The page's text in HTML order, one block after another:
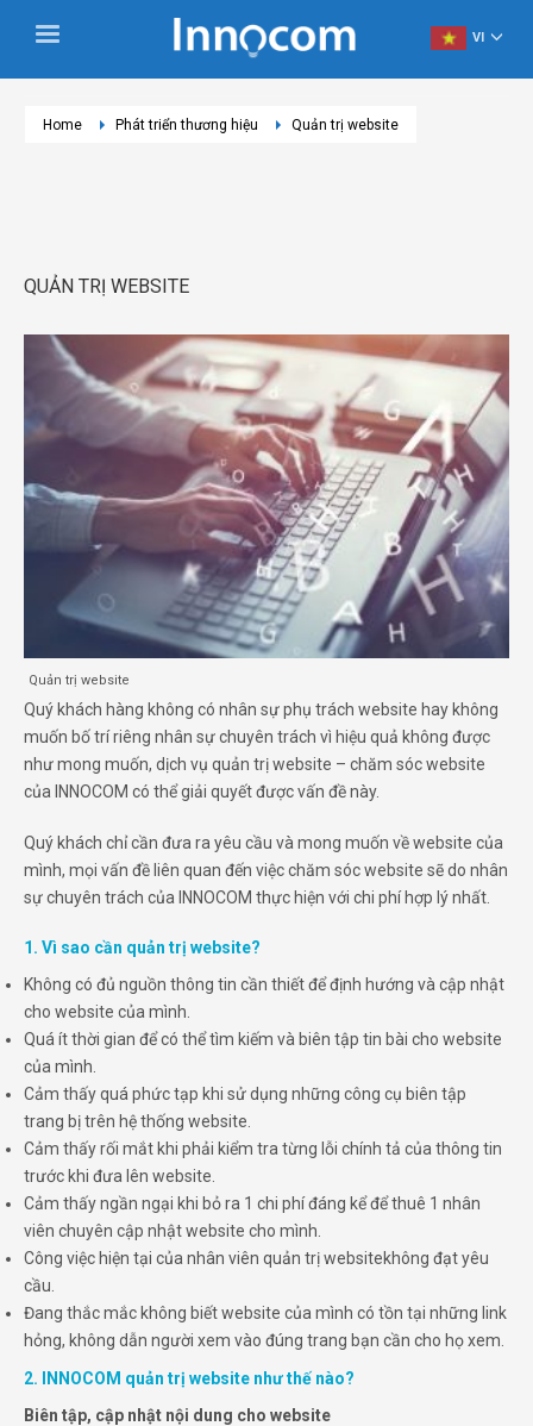
VI
Home Phát triển thương hiệu Quản trị website
QUẢN TRỊ WEBSITE
Quản trị website
Quý khách hàng không có nhân sự phụ trách website hay không
muốn bố trí riêng nhân sự chuyên trách vì hiệu quả không được
như mong muốn, dịch vụ quản trị website – chăm sóc website
của INNOCOM có thể giải quyết được vấn đề này.
Quý khách chỉ cần đưa ra yêu cầu và mong muốn về website của
mình, mọi vấn đề liên quan đến việc chăm sóc website sẽ do nhân
sự chuyên trách của INNOCOM thực hiện với chi phí hợp lý nhất.
1. Vì sao cần quản trị website?
Không có đủ nguồn thông tin cần thiết để định hướng và cập nhật
cho website của mình.
Quá ít thời gian để có thể tìm kiếm và biên tập tin bài cho website
của mình.
Cảm thấy quá phức tạp khi sử dụng những công cụ biên tập
trang bị trên hệ thống website.
Cảm thấy rối mắt khi phải kiểm tra từng lỗi chính tả của thông tin
trước khi đưa lên website.
Cảm thấy ngần ngại khi bỏ ra 1 chi phí đáng kể để thuê 1 nhân
viên chuyên cập nhật website cho mình.
Công việc hiện tại của nhân viên quản trị websitekhông đạt yêu
cầu.
Đang thắc mắc không biết website của mình có tồn tại những link
hỏng, không dẫn người xem vào đúng trang bạn cần cho họ xem.
2. INNOCOM quản trị website nhưthế nào?
Biên tập, cập nhật nội dung cho website